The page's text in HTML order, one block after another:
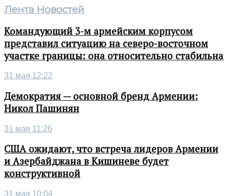
Лента Новостей
Командующий 3-м армейским корпусом
представил ситуацию на северо-восточном
участке границы: она относительно стабильна
31 мая 12:22
Демократия — основной бренд Армении:
Никол Пашинян
31 мая 11:26
США ожидают, что встреча лидеров Армении
и Азербайджана в Кишиневе будет
конструктивной
31 мая 10:04